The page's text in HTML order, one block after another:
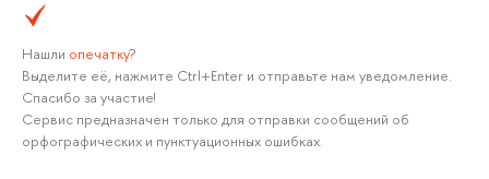
Нашли опечатку?
Выделите её, нажмите Ctrl+Enter и отправьте нам уведомление.
Спасибо за участие!
Сервис предназначен только для отправки сообщений об
орфографических и пунктуационных ошибках.